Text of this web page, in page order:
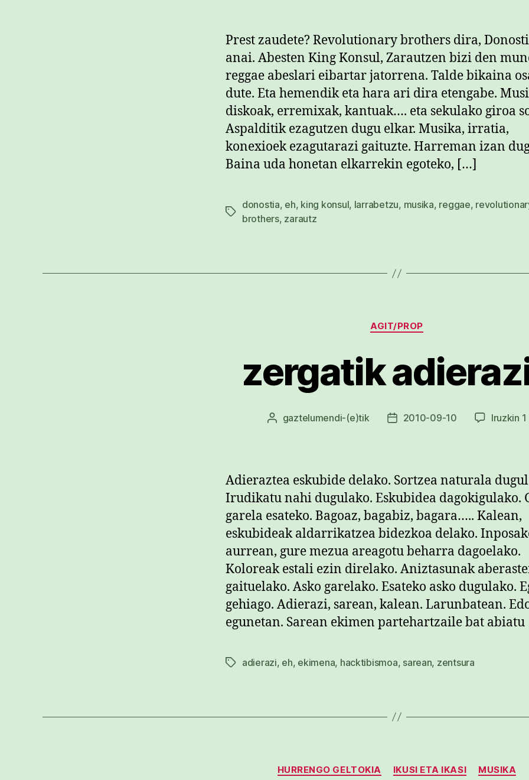
Prest zaudete? Revolutionary brothers dira,
anai. Abesten King Konsul, Zarautzen bizi den
reggae abeslari eibartar jatorrena. Talde bikaina
dute. Eta hemendik eta hara ari dira etengabe.
diskoak, erremixak, kantuak…. eta sekulako giroa
Aspalditik ezagutzen dugu elkar. Musika, irratia,
konexioek ezagutarazi gaituzte. Harreman izan
Baina uda honetan elkarrekin egoteko, […]
Etiketak
donostia, eh, king konsul, larrabetzu, musika, reggae,
brothers, zarautz
Kategoriak
AGIT/PROP
zergatik
Argitalpenaren
gaztelumendi-(e)tik
Argitalpenaren
2010-09-10 Iruzkin 1
Adieraztea eskubide delako. Sortzea naturala
Irudikatu nahi dugulako. Eskubidea dagokigulako.
garela esateko. Bagoaz, bagabiz, bagara….. Kalean,
eskubideak aldarrikatzea bidezkoa delako.
aurrean, gure mezua areagotu beharra dagoelako.
Koloreak estali ezin direlako. Aniztasunak
gaituelako. Asko garelako. Esateko asko dugulako.
gehiago. Adierazi, sarean, kalean. Larunbatean.
egunetan. Sarean ekimen partehartzaile bat
Etiketakadierazi, eh, ekimena, hacktibismoa, sarean, zentsura
Kategoriak
HURRENGO GELTOKIA IKUSI ETA IKASI MUSIKA